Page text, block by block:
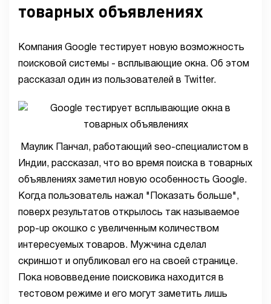
товарных объявлениях
Компания Google тестирует новую возможность
поисковой системы - всплывающие окна. Об этом
рассказал один из пользователей в Twitter.
Маулик Панчал, работающий seo-специалистом в
Индии, рассказал, что во время поиска в товарных
объявлениях заметил новую особенность Google.
Когда пользователь нажал "Показать больше",
поверх результатов открылось так называемое
pop-up окошко с увеличенным количеством
интересуемых товаров. Мужчина сделал
скриншот и опубликовал его на своей странице.
Пока нововведение поисковика находится в
тестовом режиме и его могут заметить лишь